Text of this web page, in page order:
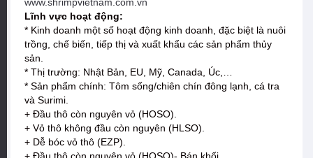
Lĩnh vực hoạt động:
* Kinh doanh một số hoạt động kinh doanh, đặc biệt là nuôi
trồng, chế biến, tiếp thị và xuất khẩu các sản phẩm thủy
sản.
* Thị trường: Nhật Bản, EU, Mỹ, Canada, Úc,…
* Sản phẩm chính: Tôm sống/chiên chín đông lạnh, cá tra
và Surimi.
+ Đầu thô còn nguyên vỏ (HOSO).
+ Vỏ thô không đầu còn nguyên (HLSO).
+ Dễ bóc vỏ thô (EZP).